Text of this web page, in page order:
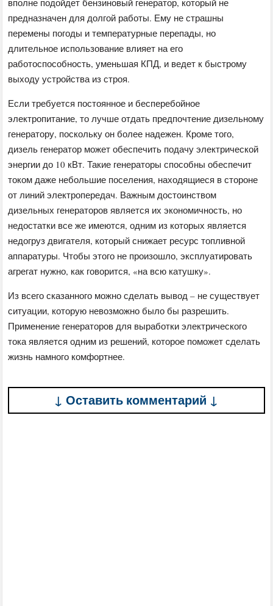
предназначен для долгой работы. Ему не страшны
перемены погоды и температурные перепады, но
длительное использование влияет на его
работоспособность, уменьшая КПД, и ведет к быстрому
выходу устройства из строя.
Если требуется постоянное и бесперебойное
электропитание, то лучше отдать предпочтение дизельному
генератору, поскольку он более надежен. Кроме того,
дизель генератор может обеспечить подачу электрической
энергии до 10 кВт. Такие генераторы способны обеспечит
током даже небольшие поселения, находящиеся в стороне
от линий электропередач. Важным достоинством
дизельных генераторов является их экономичность, но
недостатки все же имеются, одним из которых является
недогруз двигателя, который снижает ресурс топливной
аппаратуры. Чтобы этого не произошло, эксплуатировать
агрегат нужно, как говорится, «на всю катушку».
Из всего сказанного можно сделать вывод – не существует
ситуации, которую невозможно было бы разрешить.
Применение генераторов для выработки электрического
тока является одним из решений, которое поможет сделать
жизнь намного комфортнее.
↓ Оставить комментарий ↓